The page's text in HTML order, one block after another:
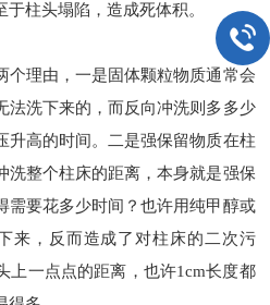
柱头塌陷，造成死体积。
个理由，一是固体颗粒物质通常会
法洗下来的，而反向冲洗则多多少
升高的时间。二是强保留物质在柱
洗整个柱床的距离，本身就是强保
需要花多少时间？也许用纯甲醇或
来，反而造成了对柱床的二次污
上一点点的距离，也许1cm长度都